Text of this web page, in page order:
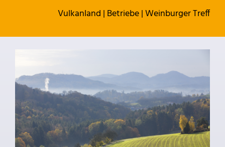
Vulkanland | Betriebe|Weinburger Treff